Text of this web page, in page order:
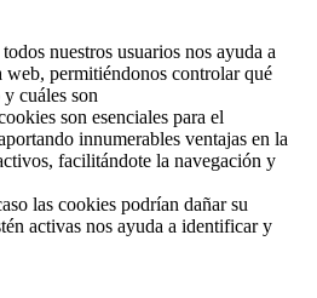
nuestros usuarios nos ayuda a
web, permitiéndonos controlar qué
cuáles son
son esenciales para el
innumerables ventajas en la
facilitándote la navegación y
las cookies podrían dañar su
activas nos ayuda a identificar y